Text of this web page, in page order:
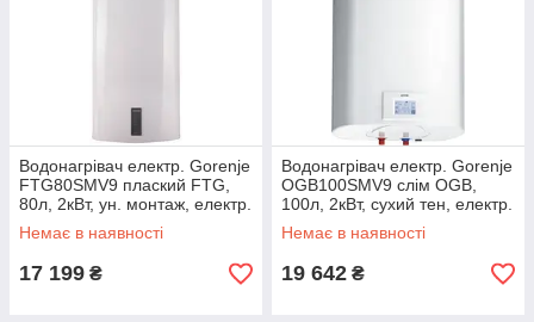
Водонагрівач електр. Gorenje
FTG80SMV9 плаский FTG,
80л, 2кВт, ун. монтаж, електр.
кер-ння, B, білий
Немає в наявності
17 199 ₴
Водонагрівач електр. Gorenje
OGB100SMV9 слім OGB,
100л, 2кВт, сухий тен, електр.
кер-ння, C, білий
Немає в наявності
19 642 ₴